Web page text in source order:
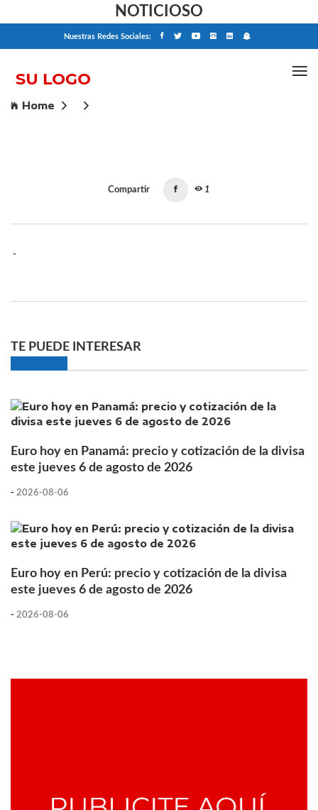
NOTICIOSO
Nuestras Redes Sociales:
Home
Compartir 1
-
TE PUEDE INTERESAR
Euro hoy en Panamá: precio y cotización de la divisa
este jueves 6 de agosto de 2026
- 2026-08-06
Euro hoy en Perú: precio y cotización de la divisa
este jueves 6 de agosto de 2026
- 2026-08-06